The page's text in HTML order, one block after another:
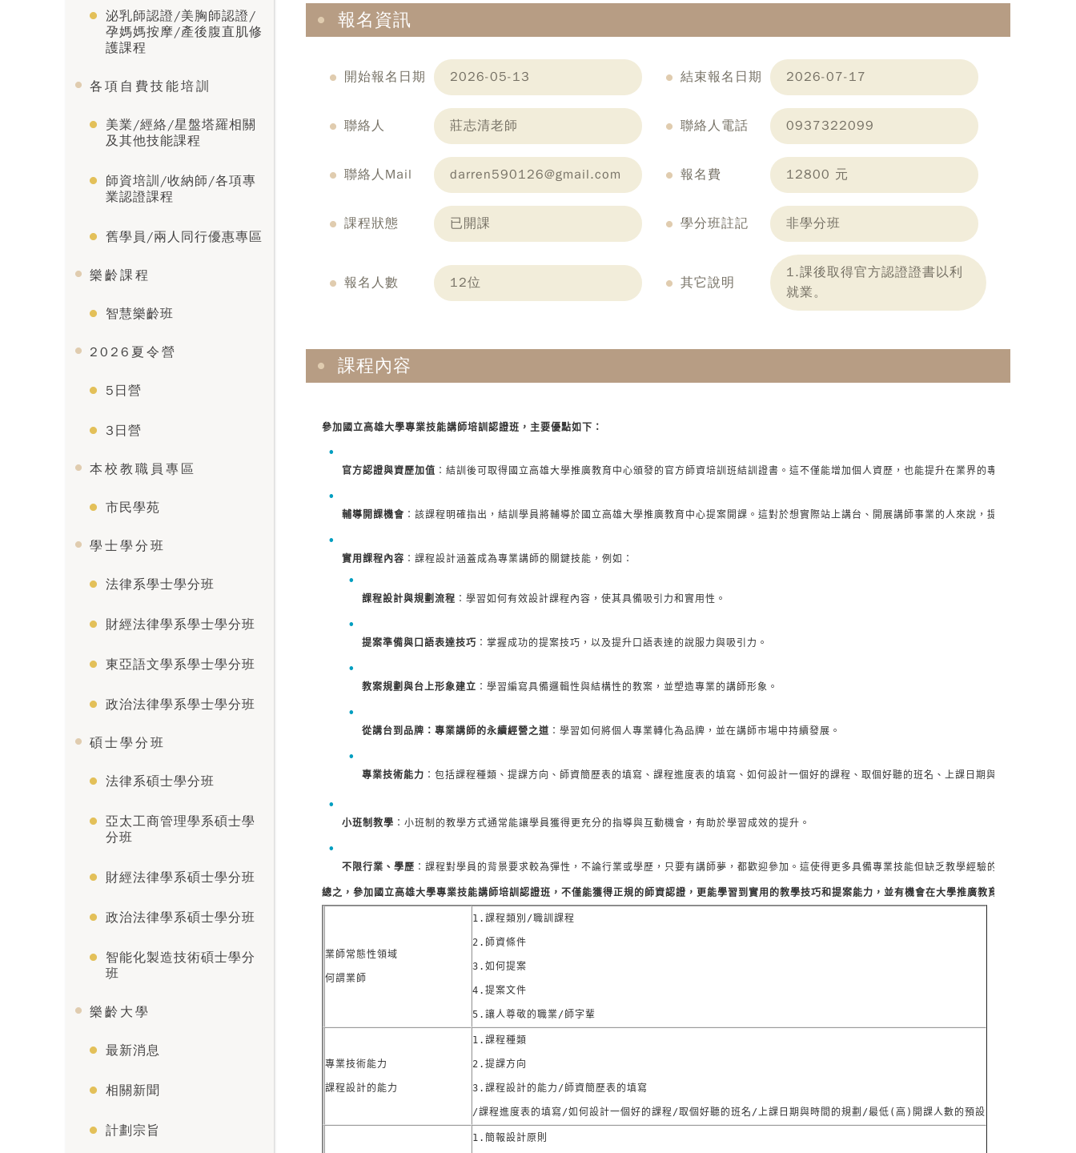
泌乳師認證/美胸師認證/
孕媽媽按摩/產後腹直肌修
護課程
各項自費技能培訓
美業/經絡/星盤塔羅相關
及其他技能課程
師資培訓/收納師/各項專
業認證課程
舊學員/兩人同行優惠專區
樂齡課程
智慧樂齡班
2026夏令營
5日營
3日營
本校教職員專區
市民學苑
學士學分班
法律系學士學分班
財經法律學系學士學分班
東亞語文學系學士學分班
政治法律學系學士學分班
碩士學分班
法律系碩士學分班
亞太工商管理學系碩士學
分班
財經法律學系碩士學分班
政治法律學系碩士學分班
智能化製造技術碩士學分
班
樂齡大學
最新消息
相關新聞
計劃宗旨
報名資訊
開始報名日期 2026-05-13 結束報名日期 2026-07-17
聯絡人 莊志清老師 聯絡人電話 0937322099
聯絡人Mail darren590126@gmail.com 報名費 12800 元
課程狀態 已開課 學分班註記 非學分班
報名人數 12位 其它說明
1.課後取得官方認證證書以利
就業。
課程內容
參加國立高雄大學專業技能講師培訓認證班，主要優點如下：
官方認證與資歷加值 ：結訓後可取得國立高雄大學推廣教育中心頒發的官方師資培訓班結訓證書。這不僅能增加個人資歷，也能提升在業界的專業形象與認可
輔導開課機會 ：該課程明確指出，結訓學員將輔導於國立高雄大學推廣教育中心提案開課。這對於想實際站上講台、開展講師事業的人來說，提供了寶貴的平台
實用課程內容 ：課程設計涵蓋成為專業講師的關鍵技能，例如：
課程設計與規劃流程 ：學習如何有效設計課程內容，使其具備吸引力和實用性。
提案準備與口語表達技巧 ：掌握成功的提案技巧，以及提升口語表達的說服力與吸引力。
教案規劃與台上形象建立 ：學習編寫具備邏輯性與結構性的教案，並塑造專業的講師形象。
從講台到品牌：專業講師的永續經營之道 ：學習如何將個人專業轉化為品牌，並在講師市場中持續發展。
專業技術能力 ：包括課程種類、提課方向、師資簡歷表的填寫、課程進度表的填寫、如何設計一個好的課程、取個好聽的班名、上課日期與時間的規劃、
小班制教學 ：小班制的教學方式通常能讓學員獲得更充分的指導與互動機會，有助於學習成效的提升。
不限行業、學歷 ：課程對學員的背景要求較為彈性，不論行業或學歷，只要有講師夢，都歡迎參加。這使得更多具備專業技能但缺乏教學經驗的人，有機會發展
總之，參加國立高雄大學專業技能講師培訓認證班，不僅能獲得正規的師資認證，更能學習到實用的教學技巧和提案能力，並有機會在大學推廣教育中心開課，為
業師常態性領域
何謂業師
1.課程類別/職訓課程
2.師資條件
3.如何提案
4.提案文件
5.讓人尊敬的職業/師字輩
專業技術能力
課程設計的能力
1.課程種類
2.提課方向
3.課程設計的能力/師資簡歷表的填寫
/課程進度表的填寫/如何設計一個好的課程/取個好聽的班名/上課日期與時間的規劃/最低(高)開課人數的預設
1.簡報設計原則